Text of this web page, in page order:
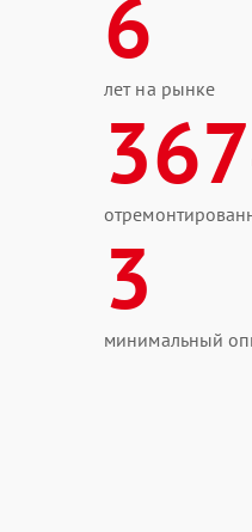
6
лет на рынке
3
минимальный